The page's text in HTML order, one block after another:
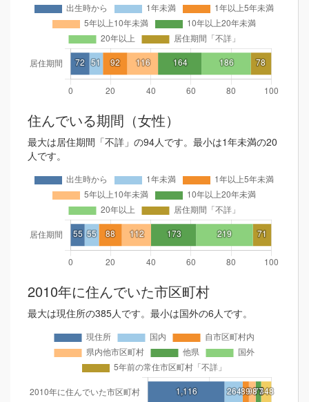
住んでいる期間（女性）
最大は居住期間「不詳」の94人です。最小は1年未満の20
人です。
2010年に住んでいた市区町村
最大は現住所の385人です。最小は国外の6人です。